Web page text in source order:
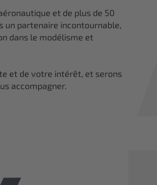
et de plus de 50
un partenaire incontournable,
dans le modélisme et
et de votre intérêt, et serons
accompagner.